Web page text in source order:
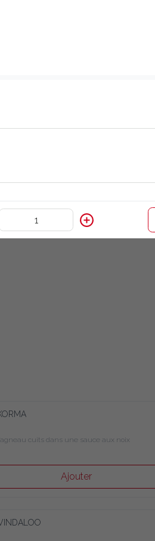
cuits dans une sauce aux noix
Ajouter